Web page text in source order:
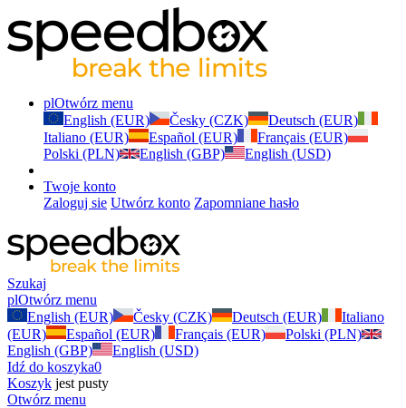
plOtwórz menu
English (EUR)
Česky (CZK)
Deutsch (EUR)
Italiano (EUR)
Español (EUR)
Français (EUR)
Polski (PLN)
English (GBP) English (USD)
Twoje konto
Zaloguj sie Utwórz konto Zapomniane hasło
Szukaj
plOtwórz menu
English (EUR)
Česky (CZK) Deutsch (EUR)
Italiano
(EUR)
Español (EUR) Français (EUR)
Polski (PLN)
English (GBP)
English (USD)
Idź do koszyka0
Koszyk jest pusty
Otwórz menu